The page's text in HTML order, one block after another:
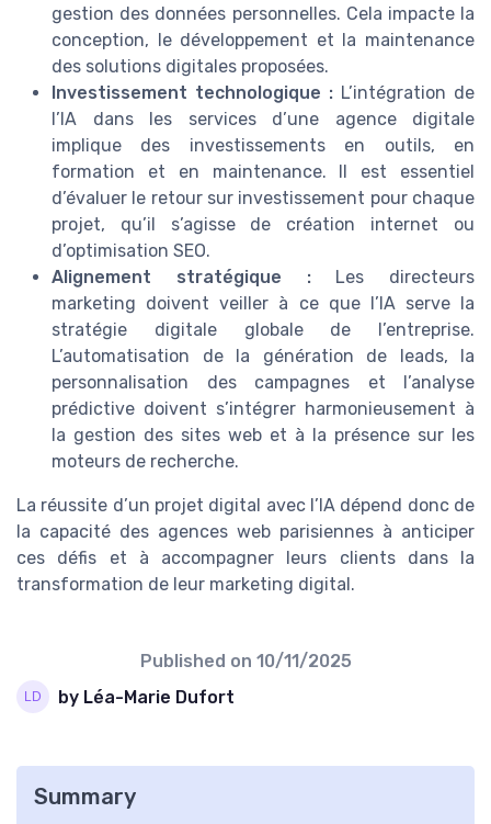
gestion des données personnelles. Cela impacte la
conception, le développement et la maintenance
des solutions digitales proposées.
Investissement technologique : L’intégration de
l’IA dans les services d’une agence digitale
implique des investissements en outils, en
formation et en maintenance. Il est essentiel
d’évaluer le retour sur investissement pour chaque
projet, qu’il s’agisse de création internet ou
d’optimisation SEO.
Alignement stratégique :Les directeurs
marketing doivent veiller à ce que l’IA serve la
stratégie digitale globale de l’entreprise.
L’automatisation de la génération de leads, la
personnalisation des campagnes et l’analyse
prédictive doivent s’intégrer harmonieusement à
la gestion des sites web et à la présence sur les
moteurs de recherche.
La réussite d’un projet digital avec l’IA dépend donc de
la capacité des agences web parisiennes à anticiper
ces défis et à accompagner leurs clients dans la
transformation de leur marketing digital.
Published on 10/11/2025
by Léa-Marie Dufort
Summary